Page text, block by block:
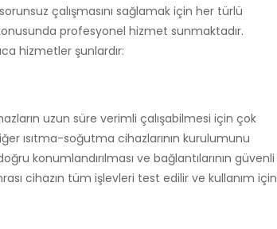
çalışmasını sağlamak için her türlü
profesyonel hizmet sunmaktadır.
hizmetler şunlardır:
uzun süre verimli çalışabilmesi için çok
ısıtma-soğutma cihazlarının kurulumunu
konumlandırılması ve bağlantılarının güvenli
cihazın tüm işlevleri test edilir ve kullanım için